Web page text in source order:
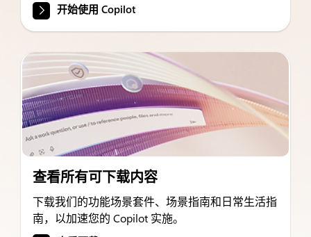
开始使用 Copilot
查看所有可下载内容
下载我们的功能场景套件、场景指南和日常生活指
南，以加速您的 Copilot 实施。